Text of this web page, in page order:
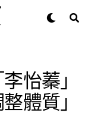
怡蓁」
體質」